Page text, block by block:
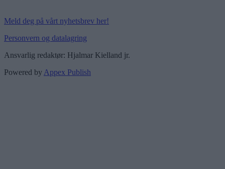
Meld deg på vårt nyhetsbrev her!
Personvern og datalagring
Ansvarlig redaktør: Hjalmar Kielland jr.
Powered by Appex Publish